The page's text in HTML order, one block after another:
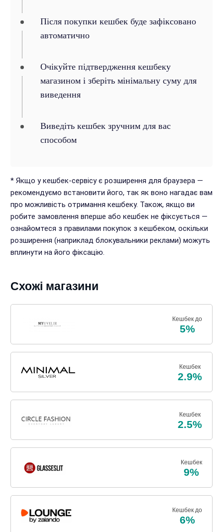
Після покупки кешбек буде зафіксовано
автоматично
Очікуйте підтвердження кешбеку
магазином і зберіть мінімальну суму для
виведення
Виведіть кешбек зручним для вас
способом
* Якщо у кешбек-сервісу є розширення для браузера —
рекомендуємо встановити його, так як воно нагадає вам
про можливість отримання кешбеку. Також, якщо ви
робите замовлення вперше або кешбек не фіксується —
ознайомтеся з правилами покупок з кешбеком, оскільки
розширення (наприклад блокувальники реклами) можуть
вплинути на його фіксацію.
Схожі магазини
Кешбек до
5%
Кешбек
2.9%
Кешбек
2.5%
Кешбек
9%
Кешбек до
6%